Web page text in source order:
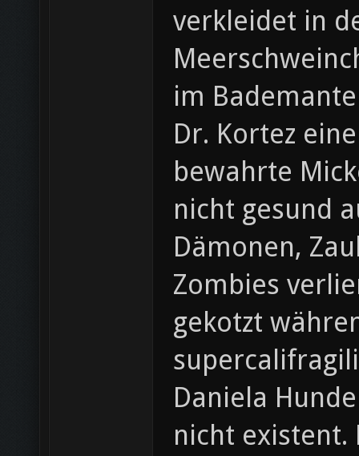
verkleidet in
im
Dr. Kortez
bewahrte
nicht gesund
Dämonen,
Zombies
gekotzt
Daniela
nicht existent.